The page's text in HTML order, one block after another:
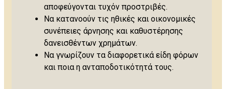
αποφεύγονται τυχόν προστριβές.
Να κατανοούν τις ηθικές και οικονομικές
συνέπειες άρνησης και καθυστέρησης
δανεισθέντων χρημάτων.
Να γνωρίζουν τα διαφορετικά είδη φόρων
και ποια η ανταποδοτικότητά τους.